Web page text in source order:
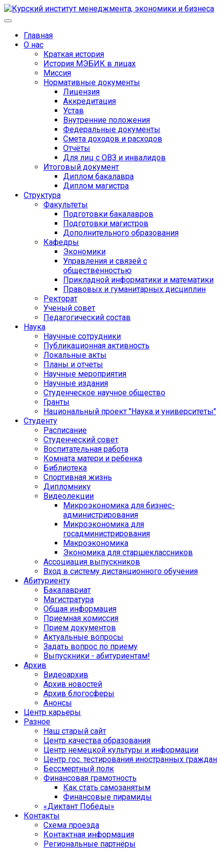
Главная
О нас
Краткая история
История МЭБИК в лицах
Миссия
Нормативные документы
Лицензия
Аккредитация
Устав
Внутренние положения
Федеральные документы
Смета доходов и расходов
Отчёты
Для лиц с ОВЗ и инвалидов
Итоговый документ
Диплом бакалавра
Диплом магистра
Структура
Факультеты
Подготовки бакалавров
Подготовки магистров
Дополнительного образования
Кафедры
Экономики
Управления и связей с
общественностью
Прикладной информатики и математики
Правовых и гуманитарных дисциплин
Ректорат
Ученый совет
Педагогический состав
Наука
Научные сотрудники
Публикационная активность
Локальные акты
Планы и отчеты
Научные мероприятия
Научные издания
Студенческое научное общество
Гранты
Национальный проект "Наука и университеты"
Студенту
Расписание
Студенческий совет
Воспитательная работа
Комната матери и ребенка
Библиотека
Спортивная жизнь
Дипломнику
Видеолекции
Микроэкономика для бизнес-
администрирования
Микроэкономика для
госадминистрирования
Макроэкономика
Экономика для старшеклассников
Ассоциация выпускников
Вход в систему дистанционного обучения
Абитуриенту
Бакалавриат
Магистратура
Общая информация
Приемная комиссия
Прием документов
Актуальные вопросы
Задать вопрос по приему
Выпускники - абитуриентам!
Архив
Видеоархив
Архив новостей
Архив блогосферы
Анонсы
Центр карьеры
Разное
Наш старый сайт
Центр качества образования
Центр немецкой культуры и информации
Центр гос. тестирования иностранных граждан
Бессмертный полк
Финансовая грамотность
Как стать самозанятым
Финансовые пирамиды
«Диктант Победы»
Контакты
Схема проезда
Контактная информация
Региональные партнёры